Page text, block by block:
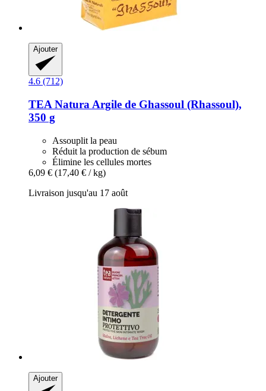
Ajouter
4.6 (712)
TEA Natura Argile de Ghassoul (Rhassoul),
350 g
Assouplit la peau
Réduit la production de sébum
Élimine les cellules mortes
6,09 € (17,40 € / kg)
Livraison jusqu'au 17 août
Ajouter